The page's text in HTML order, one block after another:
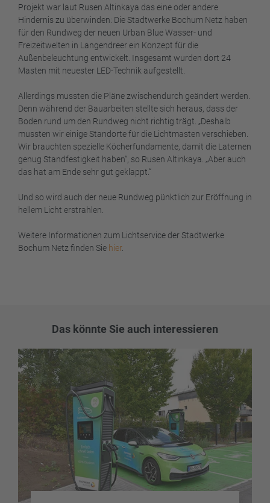
Projekt war laut Rusen Altinkaya das eine oder andere
Hindernis zu überwinden: Die Stadtwerke Bochum Netz haben
für den Rundweg der neuen Urban Blue Wasser- und
Freizeitwelten in Langendreer ein Konzept für die
Außenbeleuchtung entwickelt. Insgesamt wurden dort 24
Masten mit neuester LED-Technik aufgestellt.
Allerdings mussten die Pläne zwischendurch geändert werden.
Denn während der Bauarbeiten stellte sich heraus, dass der
Boden rund um den Rundweg nicht richtig trägt. „Deshalb
mussten wir einige Standorte für die Lichtmasten verschieben.
Wir brauchten spezielle Köcherfundamente, damit die Laternen
genug Standfestigkeit haben“, so Rusen Altinkaya. „Aber auch
das hat am Ende sehr gut geklappt.“
Und so wird auch der neue Rundweg pünktlich zur Eröffnung in
hellem Licht erstrahlen.
Weitere Informationen zum Lichtservice der Stadtwerke
Bochum Netz finden Sie hier.
Das könnte Sie auch interessieren